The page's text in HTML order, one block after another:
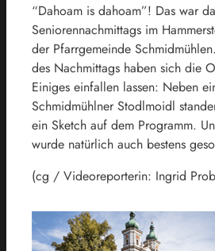
“Dahoam is dahoam”! Das war
Seniorennachmittags im
der Pfarrgemeinde
des Nachmittags haben sich die
Einiges einfallen lassen: Neben
Schmidmühlner Stodlmoidl
ein Sketch auf dem Programm.
wurde natürlich auch bestens
(cg / Videoreporterin: Ingrid